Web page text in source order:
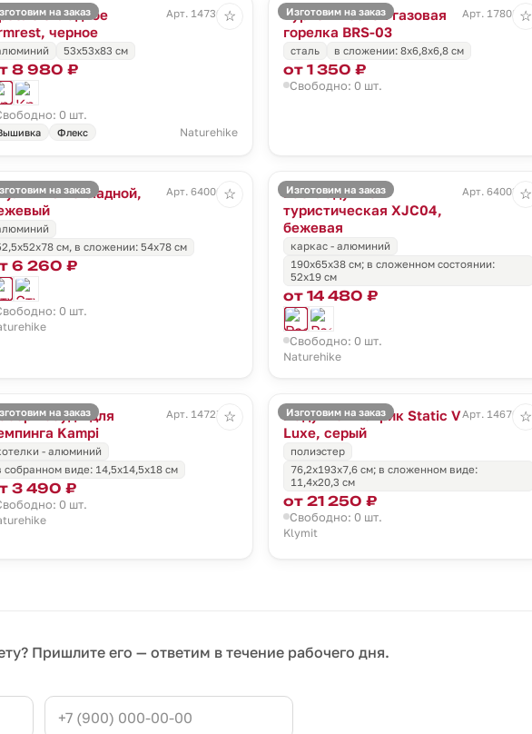
на заказ
складное
черное
Арт. 14730.30
53х53х83 см
8 980 ₽
0 шт.
Флекс Naturehike
☆ Изготовим на заказ
Туристическая газовая
горелка BRS-03
Арт. 17808.10
сталь в сложении: 8x6,8x6,8 см
от 1 350 ₽
Свободно: 0 шт.
☆
на заказ
MW02 складной,
Арт. 64000.00
см, в сложении: 54х78 см
6 260 ₽
0 шт.
☆ Изготовим на заказ
Раскладушка
туристическая XJC04,
бежевая
Арт. 64003.00
каркас - алюминий
190х65х38 см; в сложенном состоянии:
52х19 см
от 14 480 ₽
Свободно: 0 шт.
Naturehike
☆
на заказ
посуды для
Kampi
Арт. 14727.10
- алюминий
собранном виде: 14,5х14,5х18 см
3 490 ₽
0 шт.
☆ Изготовим на заказ
Надувной коврик Static V
Luxe, серый
Арт. 14670.11
полиэстер
76,2x193x7,6 см; в сложенном виде:
11,4x20,3 см
от 21 250 ₽
Свободно: 0 шт.
Klymit
☆
Пришлите его — ответим в течение рабочего дня.